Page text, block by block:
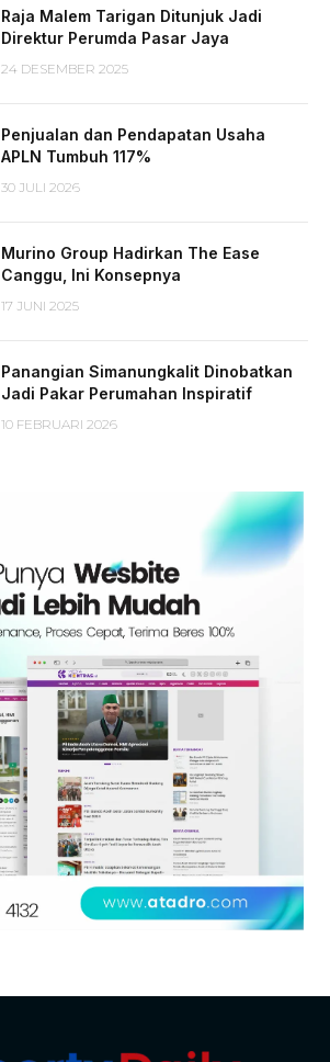
Raja Malem Tarigan Ditunjuk Jadi
Direktur Perumda Pasar Jaya
24 DESEMBER 2025
Penjualan dan Pendapatan Usaha
APLN Tumbuh 117%
30 JULI 2026
Murino Group Hadirkan The Ease
Canggu, Ini Konsepnya
17 JUNI 2025
Panangian Simanungkalit Dinobatkan
Jadi Pakar Perumahan Inspiratif
10 FEBRUARI 2026